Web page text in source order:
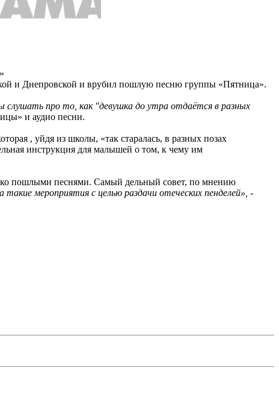
и Днепровской и врубил пошлую песню группы «Пятница».
слушать про то, как "девушка до утра отдаётся в разных
и аудио песни.
, уйдя из школы, «так старалась, в разных позах
инструкция для малышей о том, к чему им
пошлыми песнями. Самый дельный совет, по мнению
мероприятия с целью раздачи отеческих пенделей», -